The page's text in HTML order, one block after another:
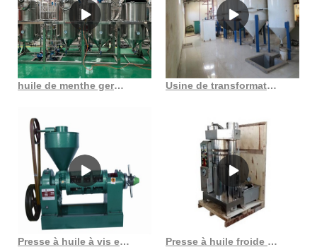
huile de menthe germée de maïs dans les fabricants et fournisseurs du Maharashtra Maroc Usine de transformation d’huile de tournesol au Burundi
Presse à huile à vis en acier inoxydable modèle 6yl 95 au Gabon Presse à huile froide de graines de lin à vis semi-automatique en Côte d’Ivoire